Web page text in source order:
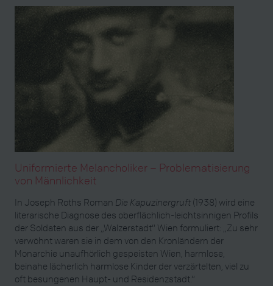
Uniformierte Melancholiker – Problematisierung
von Männlichkeit
In Joseph Roths Roman Die Kapuzinergruft (1938) wird eine
literarische Diagnose des oberflächlich-leichtsinnigen Profils
der Soldaten aus der „Walzerstadt“ Wien formuliert: „Zu sehr
verwöhnt waren sie in dem von den Kronländern der
Monarchie unaufhörlich gespeisten Wien, harmlose,
beinahe lächerlich harmlose Kinder der verzärtelten, viel zu
oft besungenen Haupt- und Residenzstadt.“